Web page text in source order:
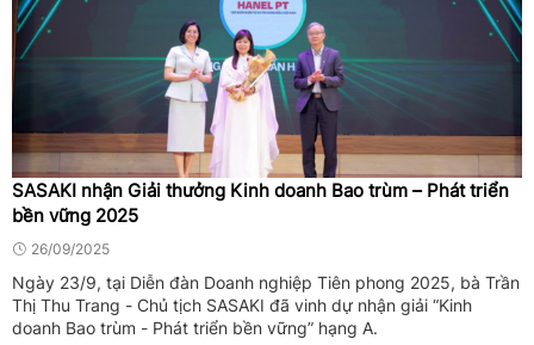
SASAKI nhận Giải thưởng Kinh doanh Bao trùm – Phát triển
bền vững 2025
26/09/2025
Ngày 23/9, tại Diễn đàn Doanh nghiệp Tiên phong 2025, bà Trần
Thị Thu Trang - Chủ tịch SASAKI đã vinh dự nhận giải “Kinh
doanh Bao trùm - Phát triển bền vững” hạng A.